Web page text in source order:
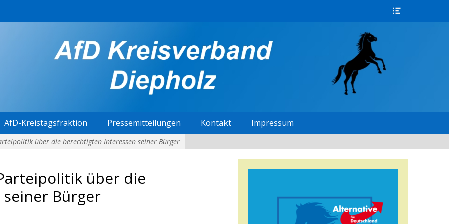
AfD-Kreistagsfraktion Pressemitteilungen Kontakt Impressum
über die berechtigten Interessen seiner Bürger
über die
Bürger